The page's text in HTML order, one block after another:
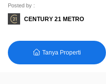
Posted by :
CENTURY 21 METRO
Tanya Properti